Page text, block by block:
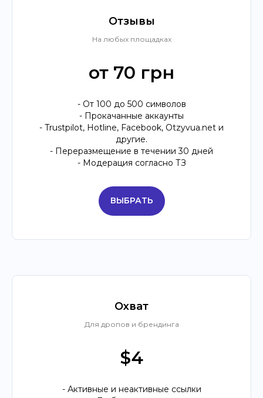
Отзывы
На любых площадках
от 70 грн
- От 100 до 500 символов
- Прокачанные аккаунты
- Trustpilot, Hotline, Facebook, Otzyvua.net и
другие.
- Переразмещение в течении 30 дней
- Модерация согласно ТЗ
ВЫБРАТЬ
Охват
Для дропов и брендинга
$4
- Активные и неактивные ссылки